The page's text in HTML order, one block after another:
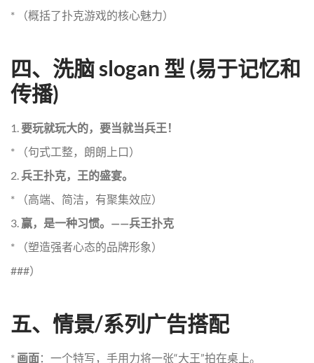
* （概括了扑克游戏的核心魅力）
四、洗脑 slogan 型 (易于记忆和
传播)
1. 要玩就玩大的，要当就当兵王！
* （句式工整，朗朗上口）
2. 兵王扑克，王的盛宴。
* （高端、简洁，有聚集效应）
3. 赢，是一种习惯。——兵王扑克
* （塑造强者心态的品牌形象）
###）
五、情景/系列广告搭配
* 画面：一个特写，手用力将一张“大王”拍在桌上。